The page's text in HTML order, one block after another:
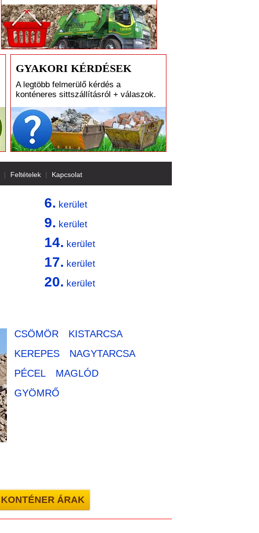
GYAKORI KÉRDÉSEK
A legtöbb felmerülő kérdés a
konténeres sittszállításról + válaszok.
| Feltételek | Kapcsolat
6. kerület
9. kerület
14. kerület
17. kerület
20. kerület
CSÖMÖR
KISTARCSA
KEREPES
NAGYTARCSA
PÉCEL
MAGLÓD
GYÖMRŐ
KONTÉNER ÁRAK